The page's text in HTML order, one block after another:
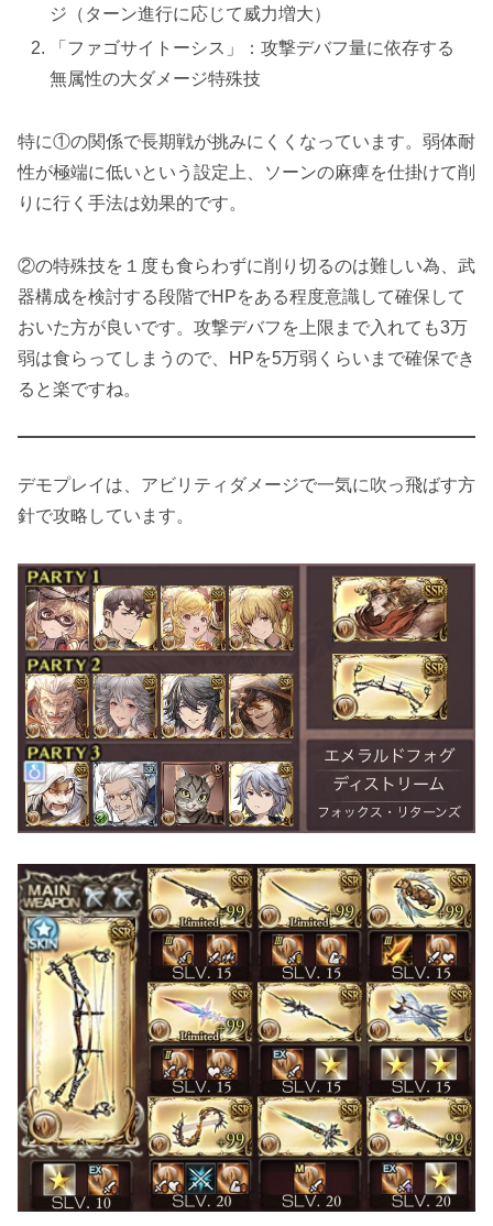
ジ（ターン進行に応じて威力増大）
「ファゴサイトーシス」：攻撃デバフ量に依存する
無属性の大ダメージ特殊技
特に①の関係で長期戦が挑みにくくなっています。弱体耐
性が極端に低いという設定上、ソーンの麻痺を仕掛けて削
りに行く手法は効果的です。
②の特殊技を１度も食らわずに削り切るのは難しい為、武
器構成を検討する段階でHPをある程度意識して確保して
おいた方が良いです。攻撃デバフを上限まで入れても3万
弱は食らってしまうので、HPを5万弱くらいまで確保でき
ると楽ですね。
デモプレイは、アビリティダメージで一気に吹っ飛ばす方
針で攻略しています。